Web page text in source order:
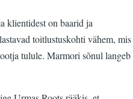
klientidest on baarid ja
toitlustuskohti vähem, mis
tulule. Marmori sõnul langeb